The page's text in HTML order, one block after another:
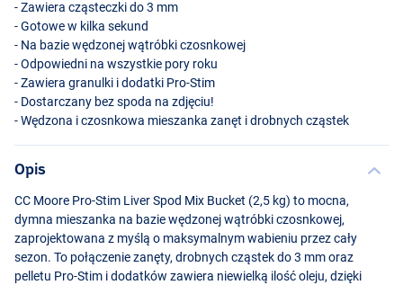
- Zawiera cząsteczki do 3 mm
- Gotowe w kilka sekund
- Na bazie wędzonej wątróbki czosnkowej
- Odpowiedni na wszystkie pory roku
- Zawiera granulki i dodatki Pro-Stim
- Dostarczany bez spoda na zdjęciu!
- Wędzona i czosnkowa mieszanka zanęt i drobnych cząstek
Opis
CC Moore Pro-Stim Liver Spod Mix Bucket (2,5 kg) to mocna,
dymna mieszanka na bazie wędzonej wątróbki czosnkowej,
zaprojektowana z myślą o maksymalnym wabieniu przez cały
sezon. To połączenie zanęty, drobnych cząstek do 3 mm oraz
pelletu Pro-Stim i dodatków zawiera niewielką ilość oleju, dzięki